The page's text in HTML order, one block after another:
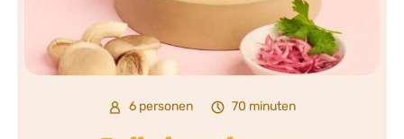
6 personen 70 minuten